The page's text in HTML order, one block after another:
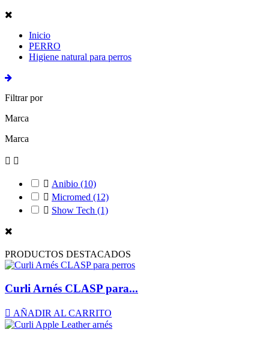
Inicio
PERRO
Higiene natural para perros
Filtrar por
Marca
Marca
 
 Anibio (10)
 Micromed (12)
 Show Tech (1)
PRODUCTOS DESTACADOS
Curli Arnés CLASP para...
 AÑADIR AL CARRITO